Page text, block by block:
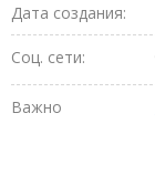
Дата создания:
Соц. сети:
Важно